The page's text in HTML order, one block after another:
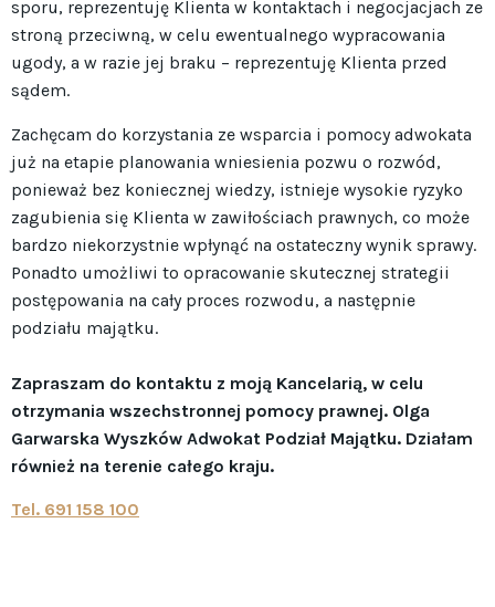
sporu, reprezentuję Klienta w kontaktach i negocjacjach ze
stroną przeciwną, w celu ewentualnego wypracowania
ugody, a w razie jej braku – reprezentuję Klienta przed
sądem.
Zachęcam do korzystania ze wsparcia i pomocy adwokata
już na etapie planowania wniesienia pozwu o rozwód,
ponieważ bez koniecznej wiedzy, istnieje wysokie ryzyko
zagubienia się Klienta w zawiłościach prawnych, co może
bardzo niekorzystnie wpłynąć na ostateczny wynik sprawy.
Ponadto umożliwi to opracowanie skutecznej strategii
postępowania na cały proces rozwodu, a następnie
podziału majątku.
Zapraszam do kontaktu z moją Kancelarią, w celu
otrzymania wszechstronnej pomocy prawnej. Olga
Garwarska Wyszków Adwokat Podział Majątku. Działam
również na terenie całego kraju.
Tel. 691 158 100